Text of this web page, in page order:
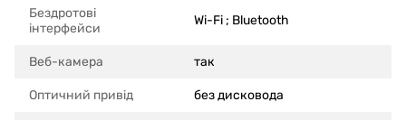
Бездротові
інтерфейси
Wi-Fi ; Bluetooth
Веб-камера так
Оптичний привід без дисковода